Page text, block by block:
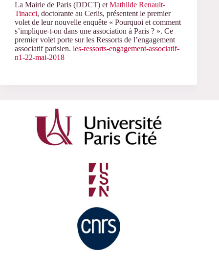
La Mairie de Paris (DDCT) et Mathilde Renault-
Tinacci, doctorante au Cerlis, présentent le premier
volet de leur nouvelle enquête « Pourquoi et comment
s’implique-t-on dans une association à Paris ? ». Ce
premier volet porte sur les Ressorts de l’engagement
associatif parisien. les-ressorts-engagement-associatif-
n1-22-mai-2018